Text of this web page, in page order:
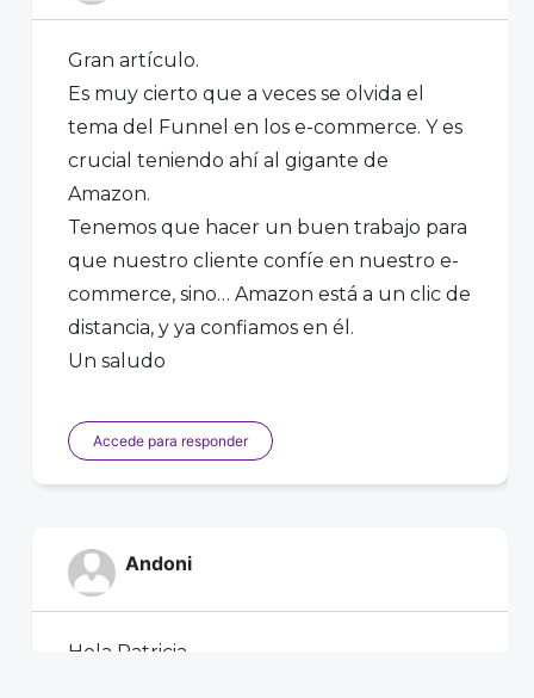
Gran artículo.
Es muy cierto que a veces se olvida el
tema del Funnel en los e-commerce. Y es
crucial teniendo ahí al gigante de
Amazon.
Tenemos que hacer un buen trabajo para
que nuestro cliente confíe en nuestro e-
commerce, sino… Amazon está a un clic de
distancia, y ya confiamos en él.
Un saludo
Accede para responder
Andoni
Hola Patricia,